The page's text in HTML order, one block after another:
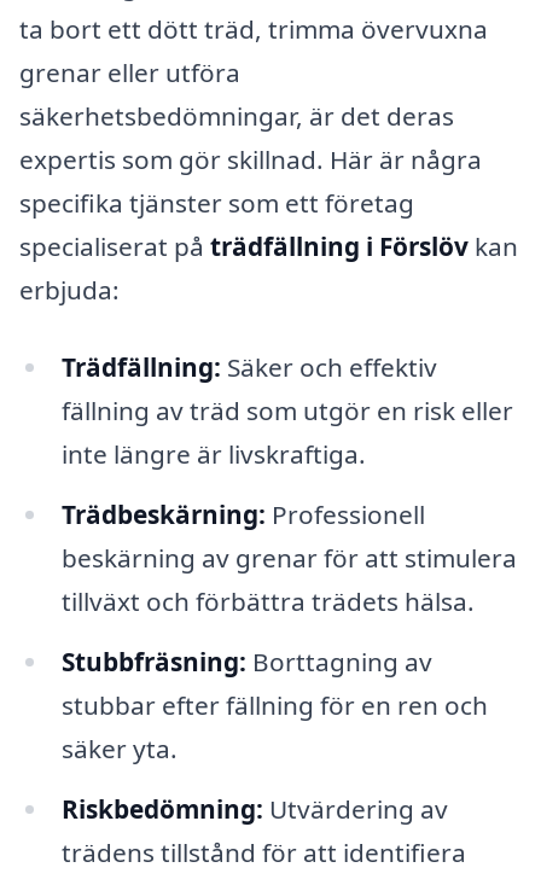
ta bort ett dött träd, trimma övervuxna
grenar eller utföra
säkerhetsbedömningar, är det deras
expertis som gör skillnad. Här är några
specifika tjänster som ett företag
specialiserat på trädfällning i Förslöv kan
erbjuda:
Trädfällning: Säker och effektiv
fällning av träd som utgör en risk eller
inte längre är livskraftiga.
Trädbeskärning: Professionell
beskärning av grenar för att stimulera
tillväxt och förbättra trädets hälsa.
Stubbfräsning: Borttagning av
stubbar efter fällning för en ren och
säker yta.
Riskbedömning: Utvärdering av
trädens tillstånd för att identifiera